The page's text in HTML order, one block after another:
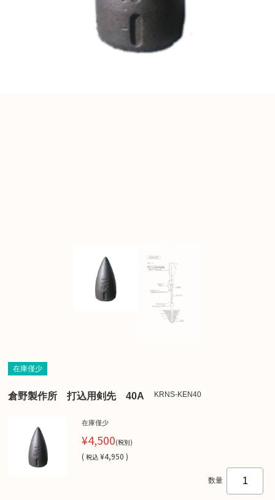
在庫僅少
倉野製作所 打込用剣先 40A KRNS-KEN40
在庫僅少
¥4,500(税別)
( 税込 ¥4,950 )
数量